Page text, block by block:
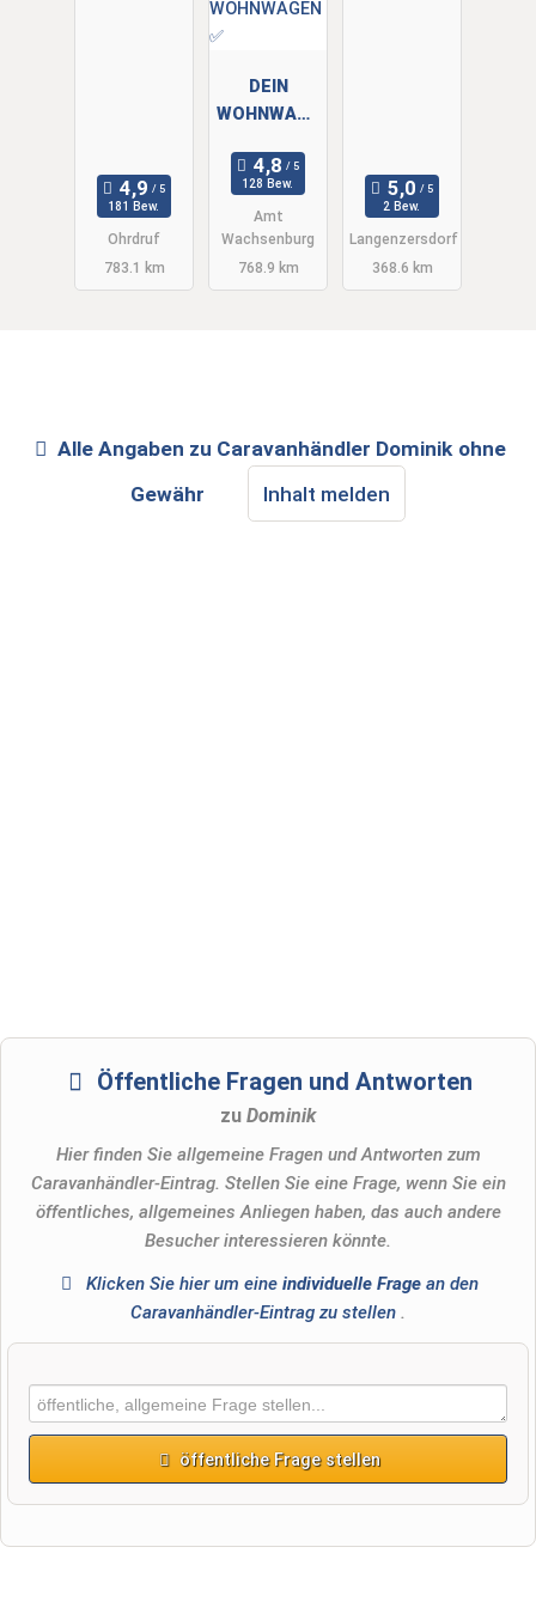
181 Bew.
Ohrdruf
783.1 km
DEIN
WOHNWAGE
Müller ✅
WIR KAUFEN
DEINEN
WOHNWAGE
N ✅
128 Bew.
Amt
Wachsenburg
768.9 km
2 Bew.
Langenzersdorf
368.6 km
Alle Angaben zu Caravanhändler Dominik ohne
Gewähr
Inhalt melden
Öffentliche Fragen und Antworten
zu Dominik
Hier finden Sie allgemeine Fragen und Antworten zum
Caravanhändler-Eintrag. Stellen Sie eine Frage, wenn Sie ein
öffentliches, allgemeines Anliegen haben, das auch andere
Besucher interessieren könnte.
Klicken Sie hier um eine individuelle Fragean den
Caravanhändler-Eintrag zu stellen .
öffentliche Frage stellen